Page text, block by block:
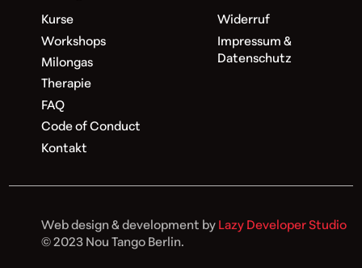
Kurse
Workshops
Milongas
Therapie
FAQ
Code of Conduct
Kontakt
Widerruf
Impressum &
Datenschutz
Web design & development by Lazy Developer Studio
© 2023 Nou Tango Berlin.